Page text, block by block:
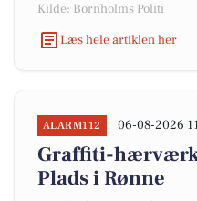
Kilde: Bornholms Politi
Læs hele artiklen her
ALARM112 06-08-2026
Graffiti-hærværk
Plads i Rønne